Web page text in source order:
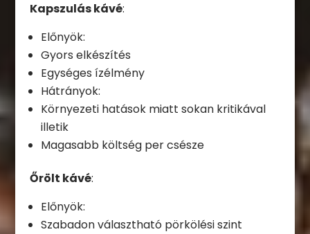
Kapszulás kávé:
Előnyök:
Gyors elkészítés
Egységes ízélmény
Hátrányok:
Környezeti hatások miatt sokan kritikával
illetik
Magasabb költség per csésze
Őrölt kávé:
Előnyök:
Szabadon választható pörkölési szint